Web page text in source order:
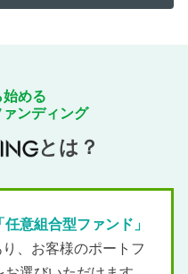
始める
ンディング
とは？
任意組合型ファンド」
り、お客様のポートフ